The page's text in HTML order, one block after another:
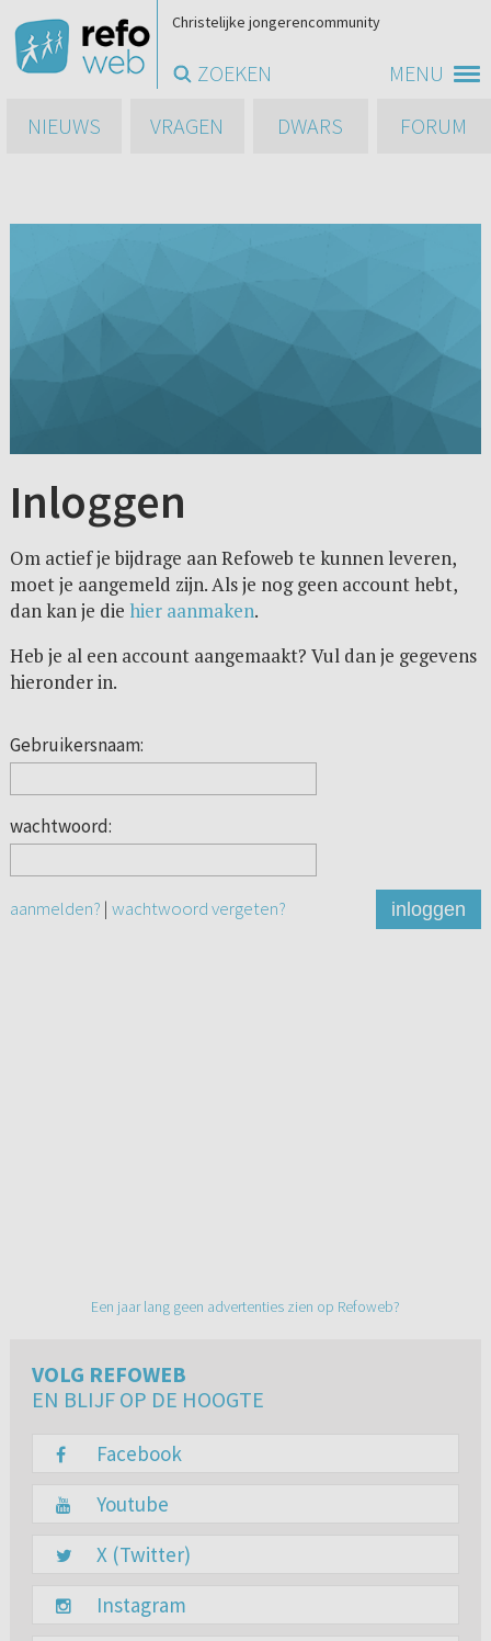
MENU
Christelijke jongerencommunity
ZOEKEN
NIEUWS
VRAGEN DWARS FORUM
Inloggen
Om actief je bijdrage aan Refoweb te kunnen leveren,
moet je aangemeld zijn. Als je nog geen account hebt,
dan kan je die hier aanmaken.
Heb je al een account aangemaakt? Vul dan je gegevens
hieronder in.
Gebruikersnaam:
wachtwoord:
aanmelden? | wachtwoord vergeten? inloggen
Een jaar lang geen advertenties zien op Refoweb?
VOLG REFOWEB
EN BLIJF OP DE HOOGTE
Facebook
Youtube
X (Twitter)
Instagram